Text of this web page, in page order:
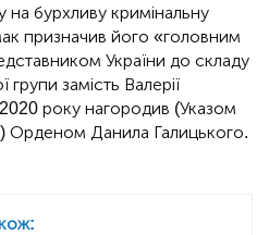
бурхливу кримінальну
призначив його «головним
України до складу
замість Валерії
року нагородив (Указом
Орденом Данила Галицького.